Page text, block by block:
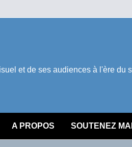
et de ses audiences à l'ère du
A PROPOS SOUTENEZ